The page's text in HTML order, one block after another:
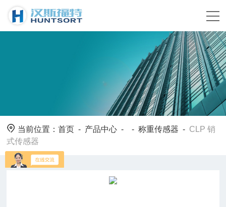
当前位置：首页 - 产品中心 - -称重传感器 - CLP 销
式传感器